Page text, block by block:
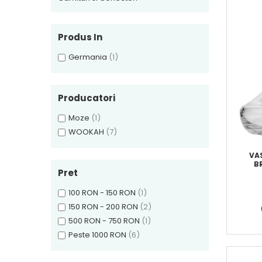
Produs In
Germania (1)
Producatori
Moze (1)
WOOKAH (7)
Pret
100 RON - 150 RON (1)
150 RON - 200 RON (2)
500 RON - 750 RON (1)
Peste 1000 RON (6)